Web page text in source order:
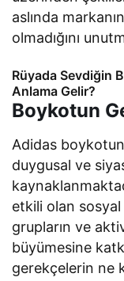
aslında
olmadığını
Rüyada Sevdiğin
Anlama Gelir?
Boykotun
Adidas
duygusal ve
etkili olan sosyal
grupların ve
büyümesine
gerekçelerin ne